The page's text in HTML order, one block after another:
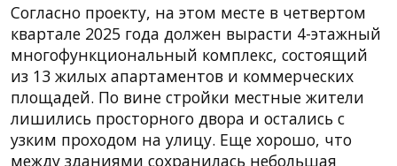
Согласно проекту, на этом месте в четвертом
квартале 2025 года должен вырасти 4-этажный
многофункциональный комплекс, состоящий
из 13 жилых апартаментов и коммерческих
площадей. По вине стройки местные жители
лишились просторного двора и остались с
узким проходом на улицу. Еще хорошо, что
между зданиями сохранилась небольшая